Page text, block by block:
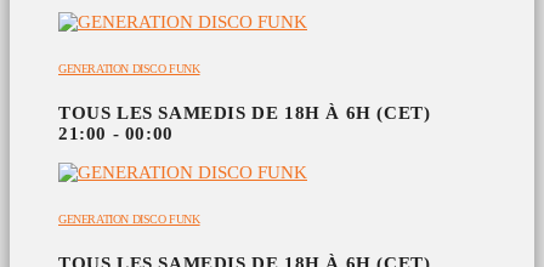
GENERATION DISCO FUNK
TOUS LES SAMEDIS DE 18H À 6H (CET)
21:00 - 00:00
GENERATION DISCO FUNK